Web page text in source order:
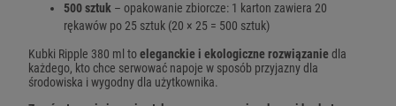
500 sztuk – opakowanie zbiorcze: 1 karton zawiera 20
rękawów po 25 sztuk (20 × 25 = 500 sztuk)
Kubki Ripple 380 ml toeleganckie i ekologiczne rozwiązaniedla
każdego, kto chce serwować napoje w sposób przyjazny dla
środowiska i wygodny dla użytkownika.